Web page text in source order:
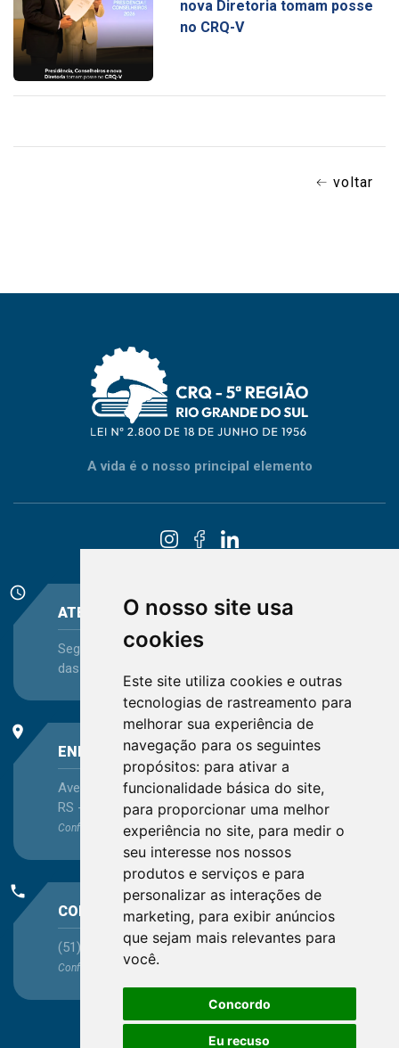
O nosso site usa
cookies
Este site utiliza cookies e outras
tecnologias de rastreamento para
melhorar sua experiência de
navegação para os seguintes
propósitos: para ativar a
funcionalidade básica do site,
para proporcionar uma melhor
experiência no site, para medir o
seu interesse nos nossos
produtos e serviços e para
personalizar as interações de
marketing, para exibir anúncios
que sejam mais relevantes para
você.
Concordo
Eu recuso
nova Diretoria tomam posse
no CRQ-V
voltar
A vida é o nosso principal elemento
schedule
ATENDIMENTO
Segunda-feira a Sexta-feira - das 08:30 às 12:15 e
das 13:30 às 16:45
place
ENDEREÇO
Avenida Itaqui, 45, Bairro Petrópolis, Porto Alegre -
RS - CEP 90460-140
Confira as demaislocalizações no Estado
phone
CONTATO
(51) 3330-5659
Confira os e-mailsaqui